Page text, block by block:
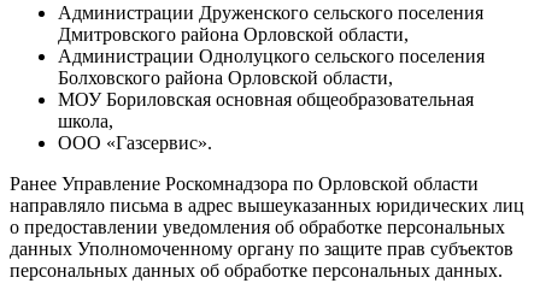
Администрации Друженского сельского поселения
Дмитровского района Орловской области,
Администрации Однолуцкого сельского поселения
Болховского района Орловской области,
МОУ Бориловская основная общеобразовательная
школа,
ООО «Газсервис».
Ранее Управление Роскомнадзора по Орловской области
направляло письма в адрес вышеуказанных юридических лиц
о предоставлении уведомления об обработке персональных
данных Уполномоченному органу по защите прав субъектов
персональных данных об обработке персональных данных.